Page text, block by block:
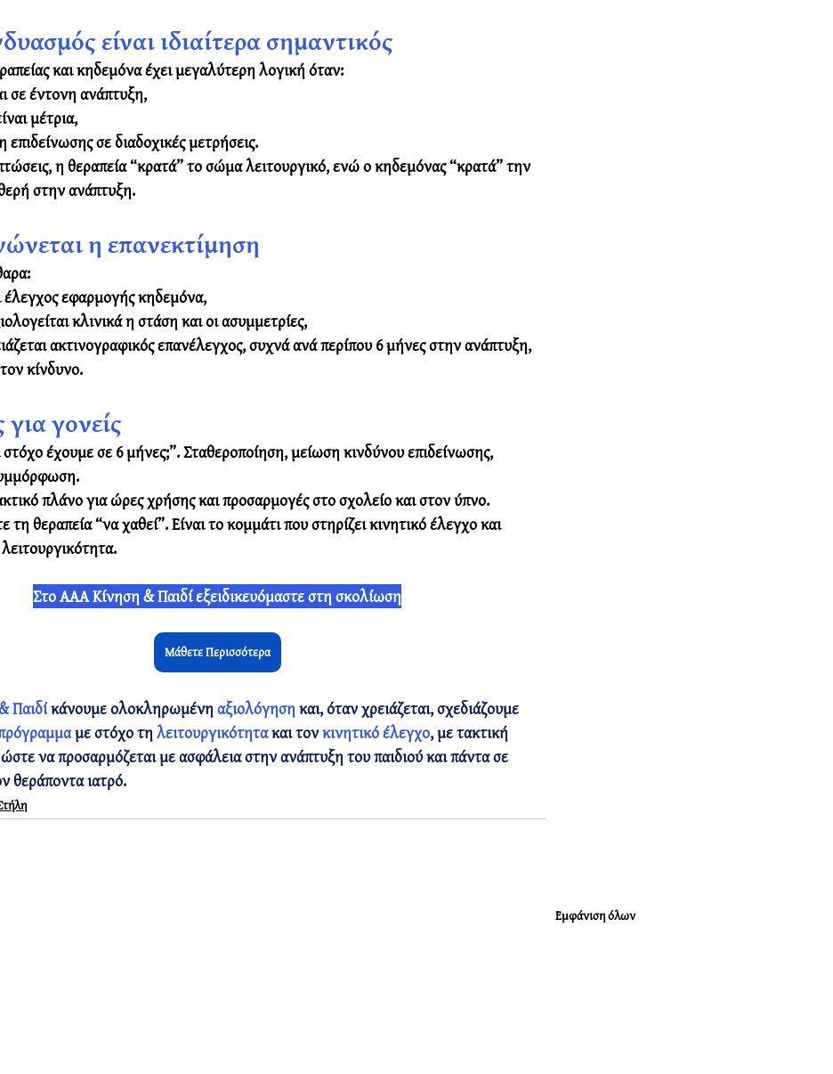
είναι ιδιαίτερα σημαντικός
και κηδεμόνα έχει μεγαλύτερη λογική όταν:
σε έντονη ανάπτυξη,
μέτρια,
επιδείνωσης σε διαδοχικές μετρήσεις.
η θεραπεία “κρατά” το σώμα λειτουργικό, ενώ ο κηδεμόνας “κρατά” την
στην ανάπτυξη.
η επανεκτίμηση
έλεγχος εφαρμογής κηδεμόνα,
κλινικά η στάση και οι ασυμμετρίες,
ακτινογραφικός επανέλεγχος, συχνά ανά περίπου 6 μήνες στην ανάπτυξη,
κίνδυνο.
γονείς
έχουμε σε 6 μήνες;”. Σταθεροποίηση, μείωση κινδύνου επιδείνωσης,
πλάνο για ώρες χρήσης και προσαρμογές στο σχολείο και στον ύπνο.
θεραπεία “να χαθεί”. Είναι το κομμάτι που στηρίζει κινητικό έλεγχο και
Στο ΑΑΑ Κίνηση & Παιδί εξειδικευόμαστε στη σκολίωση
Μάθετε Περισσότερα
Παιδί κάνουμε ολοκληρωμένη αξιολόγηση και, όταν χρειάζεται, σχεδιάζουμε
με στόχο τη λειτουργικότητα και τον κινητικό έλεγχο, με τακτική
ώστε να προσαρμόζεται με ασφάλεια στην ανάπτυξη του παιδιού και πάντα σε
θεράποντα ιατρό.
Εμφάνιση όλων